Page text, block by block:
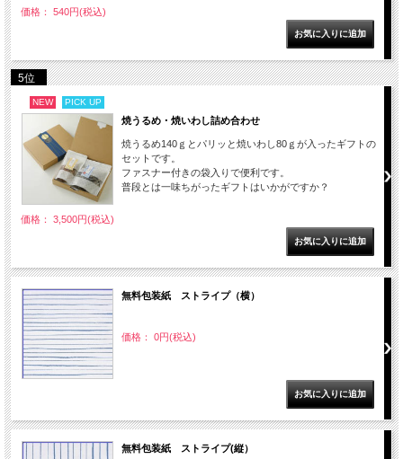
価格： 540円(税込)
5位
NEW PICK UP
焼うるめ・焼いわし詰め合わせ
焼うるめ140ｇとパリッと焼いわし80ｇが入ったギフトの
セットです。
ファスナー付きの袋入りで便利です。
普段とは一味ちがったギフトはいかがですか？
価格： 3,500円(税込)
無料包装紙 ストライプ（横）
価格： 0円(税込)
無料包装紙 ストライプ(縦）